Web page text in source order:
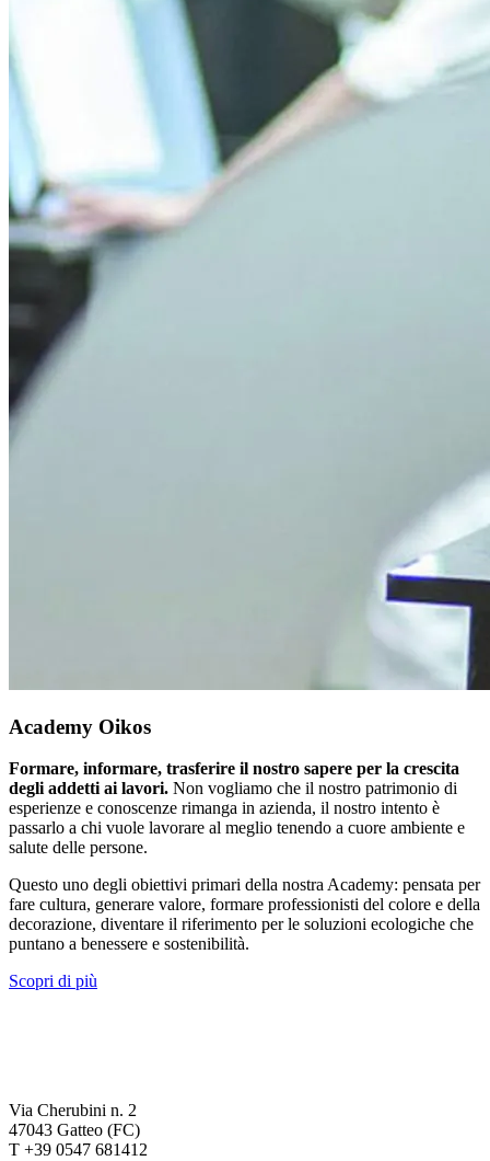
Academy Oikos
Formare, informare, trasferire il nostro sapere per la crescita
degli addetti ai lavori. Non vogliamo che il nostro patrimonio di
esperienze e conoscenze rimanga in azienda, il nostro intento è
passarlo a chi vuole lavorare al meglio tenendo a cuore ambiente e
salute delle persone.
Questo uno degli obiettivi primari della nostra Academy: pensata per
fare cultura, generare valore, formare professionisti del colore e della
decorazione, diventare il riferimento per le soluzioni ecologiche che
puntano a benessere e sostenibilità.
Scopri di più
Via Cherubini n. 2
47043 Gatteo (FC)
T +39 0547 681412